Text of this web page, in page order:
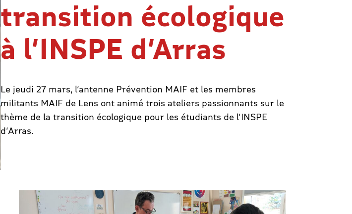
transition écologique
à l’INSPE d’Arras
Le jeudi 27 mars, l’antenne Prévention MAIF et les membres
militants MAIF de Lens ont animé trois ateliers passionnants sur le
thème de la transition écologique pour les étudiants de l’INSPE
d’Arras.